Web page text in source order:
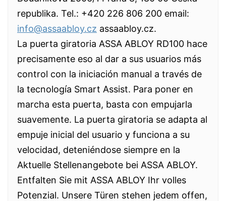
republika. Tel.: +420 226 806 200 email:
info@assaabloy.cz assaabloy.cz.
La puerta giratoria ASSA ABLOY RD100 hace
precisamente eso al dar a sus usuarios más
control con la iniciación manual a través de
la tecnología Smart Assist. Para poner en
marcha esta puerta, basta con empujarla
suavemente. La puerta giratoria se adapta al
empuje inicial del usuario y funciona a su
velocidad, deteniéndose siempre en la
Aktuelle Stellenangebote bei ASSA ABLOY.
Entfalten Sie mit ASSA ABLOY Ihr volles
Potenzial. Unsere Türen stehen jedem offen,